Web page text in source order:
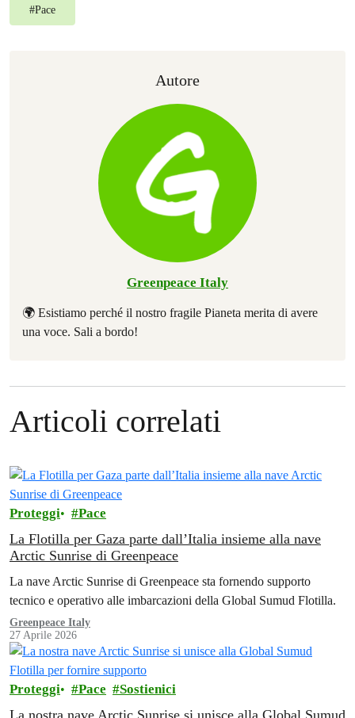
#Pace
Autore
Greenpeace Italy
🌍 Esistiamo perché il nostro fragile Pianeta merita di avere
una voce. Sali a bordo!
Articoli correlati
Proteggi Pace
La Flotilla per Gaza parte dall’Italia insieme alla nave
Arctic Sunrise di Greenpeace
La nave Arctic Sunrise di Greenpeace sta fornendo supporto
tecnico e operativo alle imbarcazioni della Global Sumud Flotilla.
Greenpeace Italy
27 Aprile 2026
Proteggi Pace Sostienici
La nostra nave Arctic Sunrise si unisce alla Global Sumud